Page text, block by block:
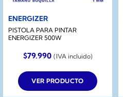
ENERGIZER
PISTOLA PARA PINTAR
ENERGIZER 500W
$79.990 (IVA incluido)
VER PRODUCTO